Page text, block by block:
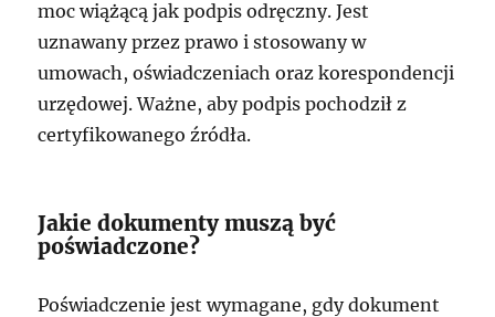
moc wiążącą jak podpis odręczny. Jest
uznawany przez prawo i stosowany w
umowach, oświadczeniach oraz korespondencji
urzędowej. Ważne, aby podpis pochodził z
certyfikowanego źródła.
Jakie dokumenty muszą być
poświadczone?
Poświadczenie jest wymagane, gdy dokument